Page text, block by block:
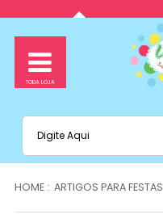
ARTIGOS PARA FESTAS